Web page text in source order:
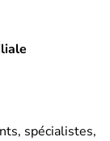
spécialistes,